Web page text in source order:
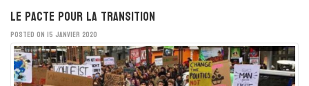
Le Pacte pour la Transition
POSTED ON 15 JANVIER 2020